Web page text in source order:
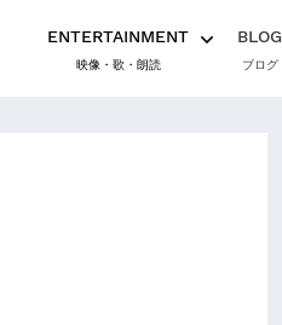
ENTERTAINMENT
映像・歌・朗読
BLOG
ブログ